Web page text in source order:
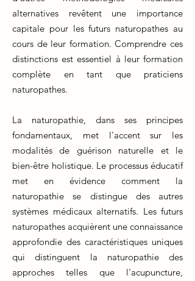
alternatives revêtent une importance
capitale pour les futurs naturopathes au
cours de leur formation. Comprendre ces
distinctions est essentiel à leur formation
complète en tant que praticiens
naturopathes.
La naturopathie, dans ses principes
fondamentaux, met l'accent sur les
modalités de guérison naturelle et le
bien-être holistique. Le processus éducatif
met en évidence comment la
naturopathie se distingue des autres
systèmes médicaux alternatifs. Les futurs
naturopathes acquièrent une connaissance
approfondie des caractéristiques uniques
qui distinguent la naturopathie des
approches telles que l'acupuncture,